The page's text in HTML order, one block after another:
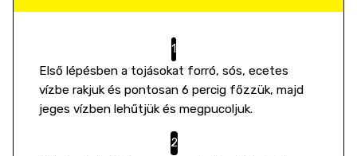
Első lépésben a tojásokat forró, sós, ecetes
vízbe rakjuk és pontosan 6 percig főzzük, majd
jeges vízben lehűtjük és megpucoljuk.